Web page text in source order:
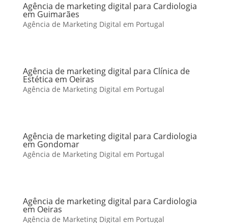
Agência de marketing digital para Cardiologia
em Guimarães
Agência de Marketing Digital em Portugal
Agência de marketing digital para Clínica de
Estética em Oeiras
Agência de Marketing Digital em Portugal
Agência de marketing digital para Cardiologia
em Gondomar
Agência de Marketing Digital em Portugal
Agência de marketing digital para Cardiologia
em Oeiras
Agência de Marketing Digital em Portugal